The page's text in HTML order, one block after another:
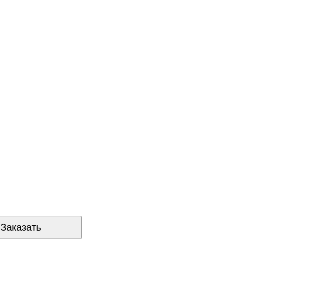
Заказать